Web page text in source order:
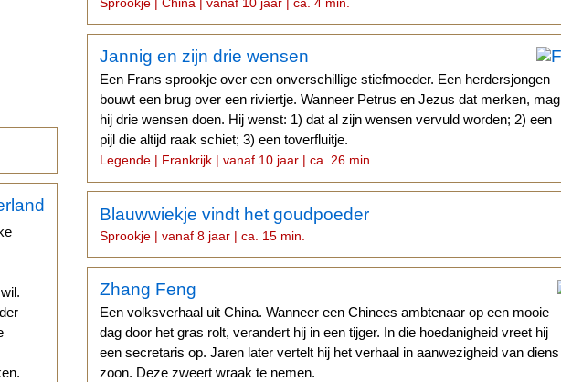
Jannig en zijn drie wensen
Een Frans sprookje over een onverschillige stiefmoeder. Een herdersjongen
bouwt een brug over een riviertje. Wanneer Petrus en Jezus dat merken, mag
hij drie wensen doen. Hij wenst: 1) dat al zijn wensen vervuld worden; 2) een
pijl die altijd raak schiet; 3) een toverfluitje.
Legende | Frankrijk | vanaf 10 jaar | ca. 26 min.
Blauwwiekje vindt het goudpoeder
Sprookje | vanaf 8 jaar | ca. 15 min.
Zhang Feng
Een volksverhaal uit China. Wanneer een Chinees ambtenaar op een mooie
dag door het gras rolt, verandert hij in een tijger. In die hoedanigheid vreet hij
een secretaris op. Jaren later vertelt hij het verhaal in aanwezigheid van diens
zoon. Deze zweert wraak te nemen.